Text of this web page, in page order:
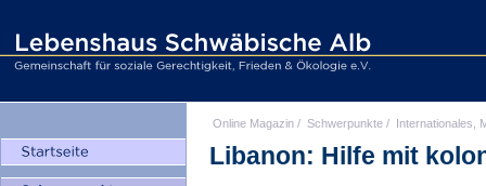
Online Magazin / Schwerpunkte / Internationales,
Libanon: Hilfe mit